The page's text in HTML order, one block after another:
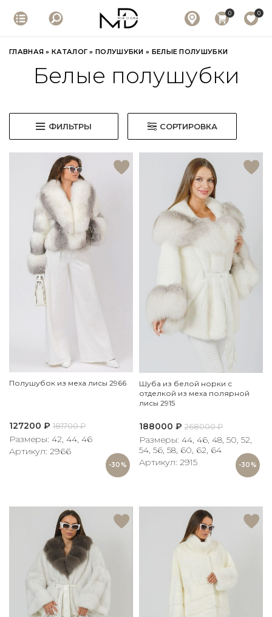
0 0
ГЛАВНАЯ »КАТАЛОГ »ПОЛУШУБКИ » БЕЛЫЕ ПОЛУШУБКИ
Белые полушубки
ФИЛЬТРЫ СОРТИРОВКА
-30%
Полушубок из меха лисы 2966
127200 ₽ 181700₽
Размеры: 42, 44, 46
Артикул: 2966
-30%
Шуба из белой норки с
отделкой из меха полярной
лисы 2915
188000 ₽ 268000₽
Размеры: 44, 46, 48, 50, 52,
54, 56, 58, 60, 62, 64
Артикул: 2915